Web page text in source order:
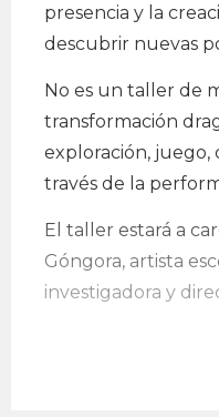
presencia y la
descubrir nuevas
No es un taller de
transformación
exploración, juego,
través de la
El taller estará a
Góngora, artista
investigadora y